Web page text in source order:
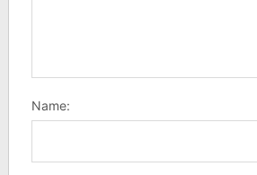
Name: